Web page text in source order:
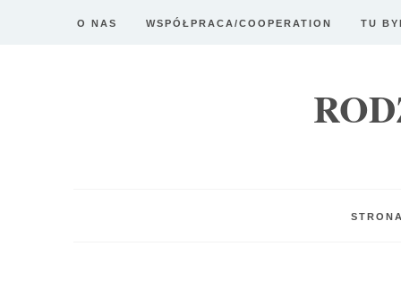
O NAS WSPÓŁPRACA/COOPERATION TU